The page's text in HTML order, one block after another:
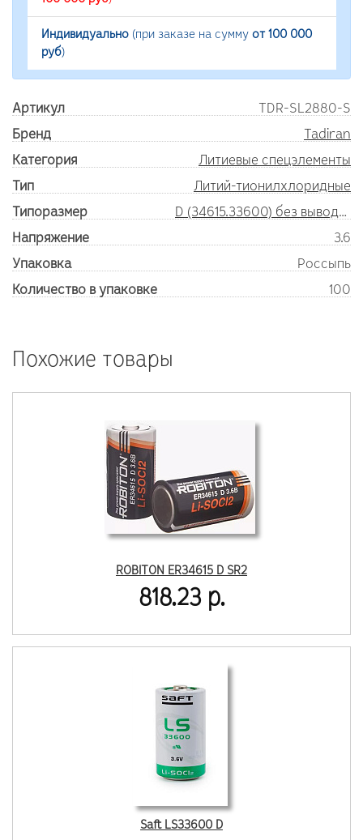
Индивидуально (при заказе на сумму от 100 000
руб)
Артикул
TDR-SL2880-S
Бренд
Tadiran
Категория
Литиевые спецэлементы
Тип
Литий-тионилхлоридные
Типоразмер
D (34615.33600) без выводов
Напряжение
3.6
Упаковка
Россыпь
Количество в упаковке
100
Похожие товары
ROBITON ER34615 D SR2
818.23 р.
Saft LS33600 D